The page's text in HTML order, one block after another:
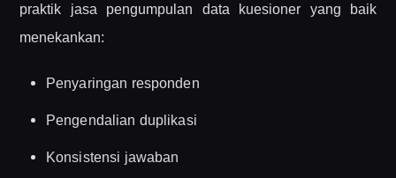
praktik jasa pengumpulan data kuesioner yang baik
menekankan:
Penyaringan responden
Pengendalian duplikasi
Konsistensi jawaban